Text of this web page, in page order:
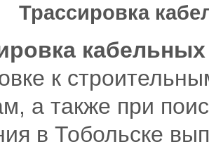
Трассировка
к
а также при
в Тобольске